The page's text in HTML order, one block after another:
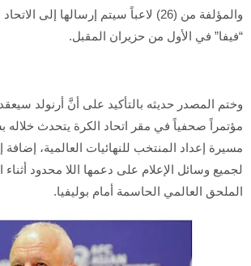
والمؤلفة من (26) لاعباً سيتم إرسالها إلى
“فيفا” في الأول من حزيران المقبل.
وختم المصدر حديثه بالتأكيد على أنَّ أرنولد
مؤتمراً صحفياً في مقر اتحاد الكرة يتحدث
مسيرة إعداد المنتخب للنهائيات العالمية، إضافة
لجميع وسائل الإعلام على دعمها اللا محدود
الملحق العالمي الحاسمة أمام بوليفيا.